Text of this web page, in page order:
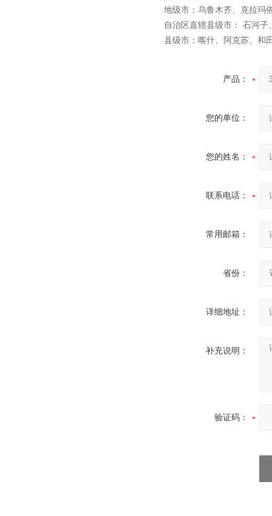
地级市：乌鲁木齐、克拉玛
自治区直辖县级市： 石河
县级市：喀什、阿克苏、和
产品：
您的单位：
您的姓名：
联系电话：
常用邮箱：
省份：
详细地址：
补充说明：
验证码：